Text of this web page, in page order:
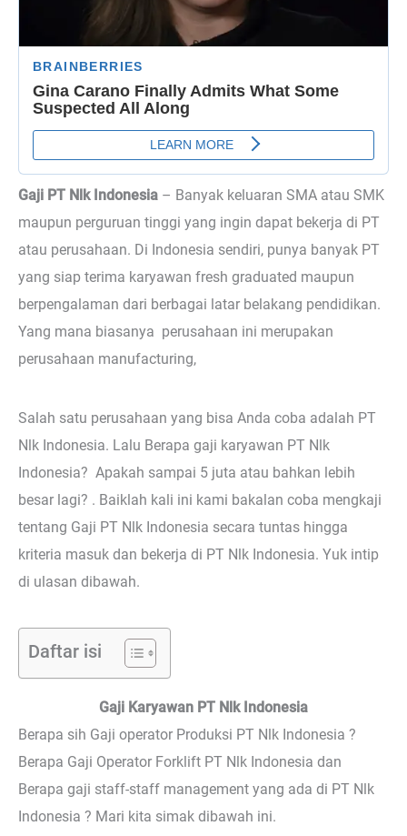
Gaji PT Nlk Indonesia – Banyak keluaran SMA atau SMK
maupun perguruan tinggi yang ingin dapat bekerja di PT
atau perusahaan. Di Indonesia sendiri, punya banyak PT
yang siap terima karyawan fresh graduated maupun
berpengalaman dari berbagai latar belakang pendidikan.
Yang mana biasanya perusahaan ini merupakan
perusahaan manufacturing,
Salah satu perusahaan yang bisa Anda coba adalah PT
Nlk Indonesia. Lalu Berapa gaji karyawan PT Nlk
Indonesia? Apakah sampai 5 juta atau bahkan lebih
besar lagi? . Baiklah kali ini kami bakalan coba mengkaji
tentang Gaji PT Nlk Indonesia secara tuntas hingga
kriteria masuk dan bekerja di PT Nlk Indonesia. Yuk intip
di ulasan dibawah.
Daftar isi
Gaji Karyawan PT Nlk Indonesia
Berapa sih Gaji operator Produksi PT Nlk Indonesia ?
Berapa Gaji Operator Forklift PT Nlk Indonesia dan
Berapa gaji staff-staff management yang ada di PT Nlk
Indonesia ? Mari kita simak dibawah ini.